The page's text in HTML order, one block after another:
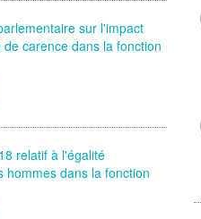
sur l'impact
carence dans la fonction
relatif à l'égalité
hommes dans la fonction